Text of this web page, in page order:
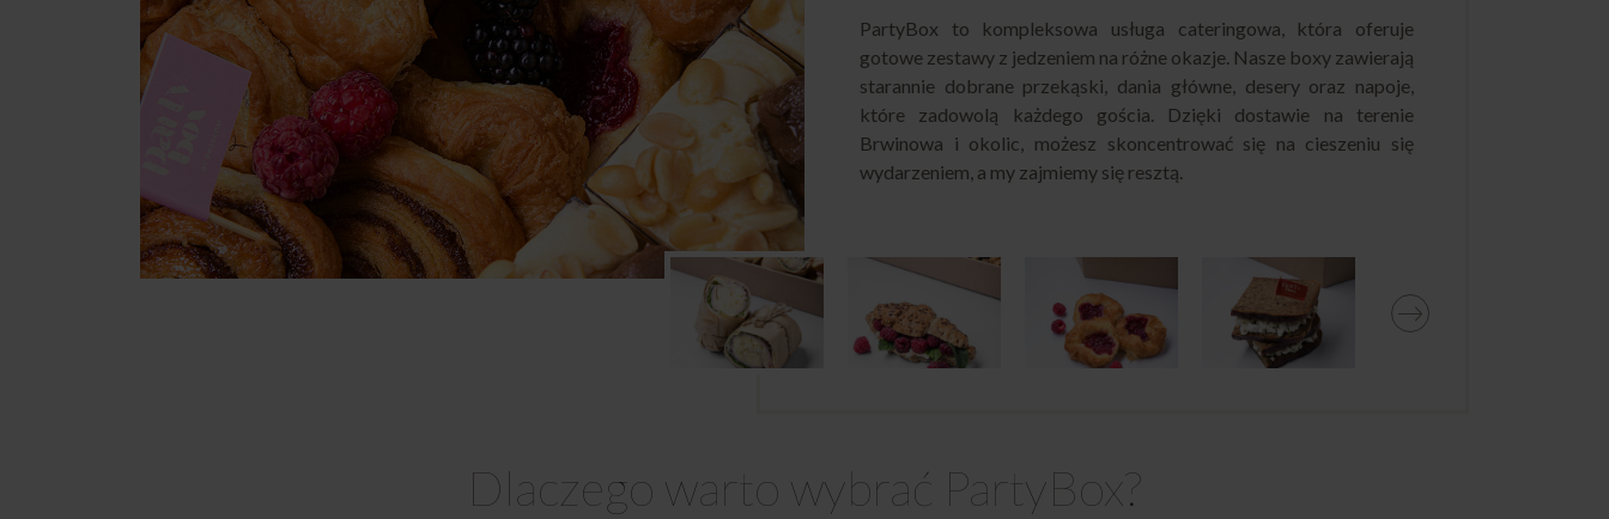
PartyBox to kompleksowa usługa cateringowa, która oferuje
gotowe zestawy z jedzeniem na różne okazje. Nasze boxy zawierają
starannie dobrane przekąski, dania główne, desery oraz napoje,
które zadowolą każdego gościa. Dzięki dostawie na terenie
Brwinowa i okolic, możesz skoncentrować się na cieszeniu się
wydarzeniem, a my zajmiemy się resztą.
Dlaczego warto wybrać PartyBox?